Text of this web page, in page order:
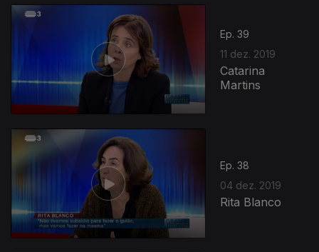
Ep. 39
11 dez. 2019
Catarina
Martins
Ep. 38
04 dez. 2019
Rita Blanco